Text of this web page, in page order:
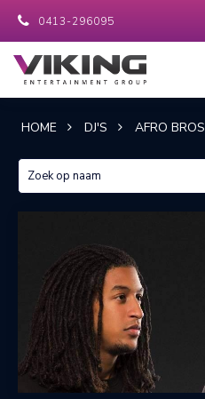
0413-296095
HOME DJ'S AFRO BROS